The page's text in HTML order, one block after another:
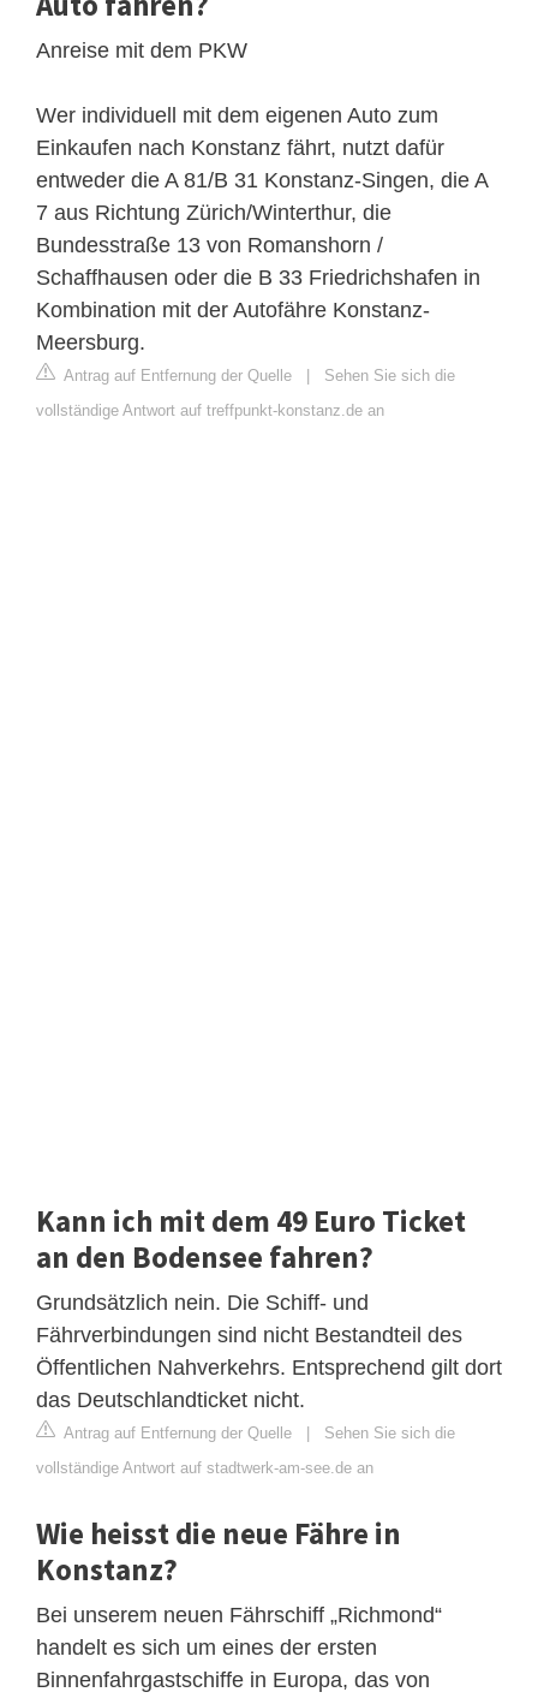
Anreise mit dem PKW
Wer individuell mit dem eigenen Auto zum
Einkaufen nach Konstanz fährt, nutzt dafür
entweder die A 81/B 31 Konstanz-Singen, die A
7 aus Richtung Zürich/Winterthur, die
Bundesstraße 13 von Romanshorn /
Schaffhausen oder die B 33 Friedrichshafen in
Kombination mit der Autofähre Konstanz-
Meersburg.
Antrag auf Entfernung der Quelle | Sehen Sie sich die
vollständige Antwort auf treffpunkt-konstanz.de an
Kann ich mit dem 49 Euro Ticket
an den Bodensee fahren?
Grundsätzlich nein. Die Schiff- und
Fährverbindungen sind nicht Bestandteil des
Öffentlichen Nahverkehrs. Entsprechend gilt dort
das Deutschlandticket nicht.
Antrag auf Entfernung der Quelle | Sehen Sie sich die
vollständige Antwort auf stadtwerk-am-see.de an
Wie heisst die neue Fähre in
Konstanz?
Bei unserem neuen Fährschiff „Richmond“
handelt es sich um eines der ersten
Binnenfahrgastschiffe in Europa, das von